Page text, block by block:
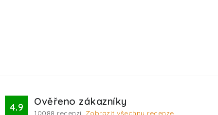
4.9 Ověřeno zákazníky
10088 recenzí. Zobrazit všechny recenze